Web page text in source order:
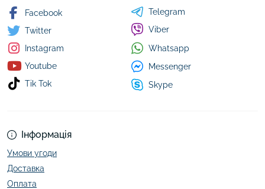
Інформація
Умови угоди
Доставка
Оплата
Facebook
Twitter
Instagram
Youtube
Tik Tok
Telegram
Viber
Whatsapp
Messenger
Skype